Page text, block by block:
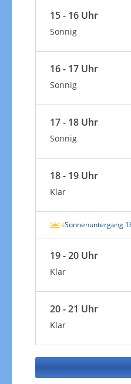
15 - 16 Uhr
Sonnig
16 - 17 Uhr
Sonnig
17 - 18 Uhr
Sonnig
18 - 19 Uhr
Klar
Sonnenuntergang
19 - 20 Uhr
Klar
20 - 21 Uhr
Klar